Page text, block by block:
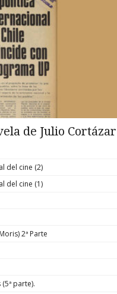
de Julio Cortázar
del cine (2)
del cine (1)
2ª Parte
parte).